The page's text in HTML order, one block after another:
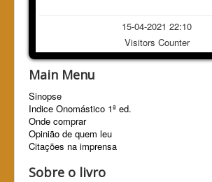
15-04-2021 22:10
Visitors Counter
Main Menu
Sinopse
Indice Onomástico 1ª ed.
Onde comprar
Opinião de quem leu
Citações na imprensa
Sobre o livro